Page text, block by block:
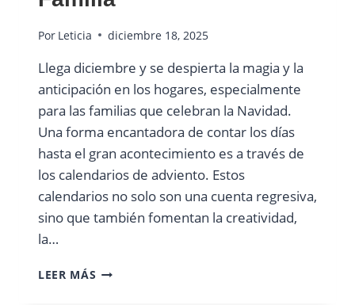
Por Leticia diciembre 18, 2025
Llega diciembre y se despierta la magia y la
anticipación en los hogares, especialmente
para las familias que celebran la Navidad.
Una forma encantadora de contar los días
hasta el gran acontecimiento es a través de
los calendarios de adviento. Estos
calendarios no solo son una cuenta regresiva,
sino que también fomentan la creatividad,
la…
LEER MÁS CALENDARIOS